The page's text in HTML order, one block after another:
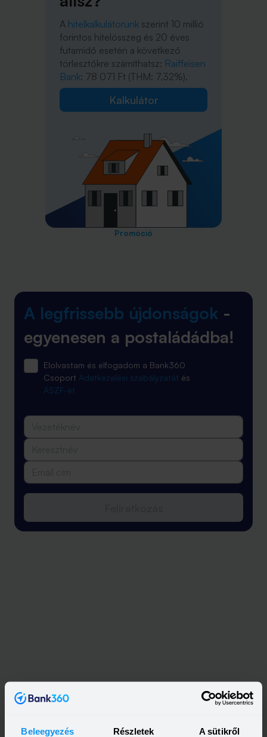
Beleegyezés Részletek A sütikről
A hitelkalkulátorunk szerint 10 millió
forintos hitelösszeg és 20 éves
futamidő esetén a következő
törlesztőkre számíthatsz: Raiffeisen
Bank: 78 071 Ft (THM: 7,32%).
Kalkulátor
Promóció
A legfrissebb újdonságok -
egyenesen a postaládádba!
Elolvastam és elfogadom a Bank360
Csoport Adatkezelési szabályzatát és
ÁSZF-ét